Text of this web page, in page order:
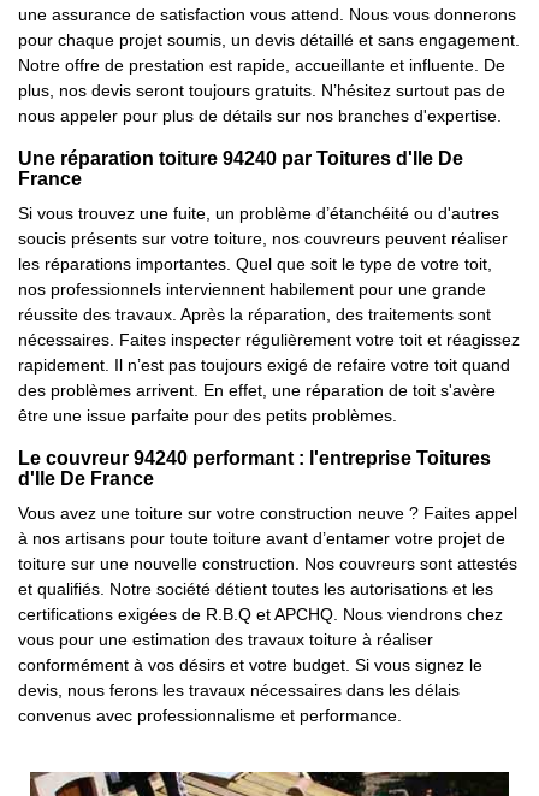
une assurance de satisfaction vous attend. Nous vous donnerons
pour chaque projet soumis, un devis détaillé et sans engagement.
Notre offre de prestation est rapide, accueillante et influente. De
plus, nos devis seront toujours gratuits. N’hésitez surtout pas de
nous appeler pour plus de détails sur nos branches d'expertise.
Une réparation toiture 94240 par Toitures d'Ile De
France
Si vous trouvez une fuite, un problème d’étanchéité ou d'autres
soucis présents sur votre toiture, nos couvreurs peuvent réaliser
les réparations importantes. Quel que soit le type de votre toit,
nos professionnels interviennent habilement pour une grande
réussite des travaux. Après la réparation, des traitements sont
nécessaires. Faites inspecter régulièrement votre toit et réagissez
rapidement. Il n’est pas toujours exigé de refaire votre toit quand
des problèmes arrivent. En effet, une réparation de toit s'avère
être une issue parfaite pour des petits problèmes.
Le couvreur 94240 performant : l'entreprise Toitures
d'Ile De France
Vous avez une toiture sur votre construction neuve ? Faites appel
à nos artisans pour toute toiture avant d’entamer votre projet de
toiture sur une nouvelle construction. Nos couvreurs sont attestés
et qualifiés. Notre société détient toutes les autorisations et les
certifications exigées de R.B.Q et APCHQ. Nous viendrons chez
vous pour une estimation des travaux toiture à réaliser
conformément à vos désirs et votre budget. Si vous signez le
devis, nous ferons les travaux nécessaires dans les délais
convenus avec professionnalisme et performance.